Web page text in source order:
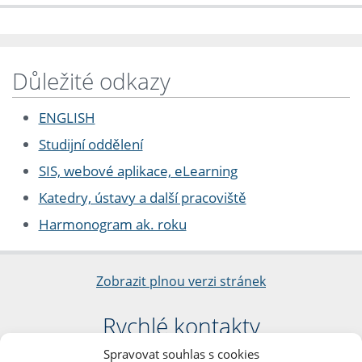
Spravovat souhlas s cookies
Důležité odkazy
ENGLISH
Studijní oddělení
SIS, webové aplikace, eLearning
Katedry, ústavy a další pracoviště
Harmonogram ak. roku
Zobrazit plnou verzi stránek
Rychlé kontakty
Filozofická fakulta